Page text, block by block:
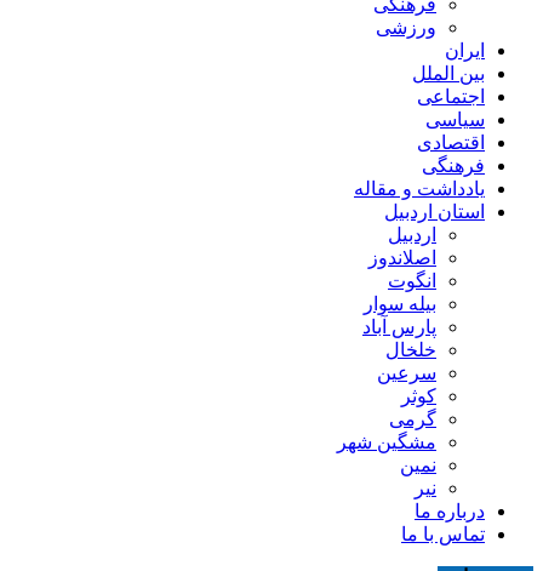
فرهنگی
ورزشی
ایران
بین الملل
اجتماعی
سیاسی
اقتصادی
فرهنگی
یادداشت و مقاله
استان اردبیل
اردبیل
اصلاندوز
انگوت
بیله سوار
پارس آباد
خلخال
سرعین
کوثر
گرمی
مشگین شهر
نمین
نیر
درباره ما
تماس با ما